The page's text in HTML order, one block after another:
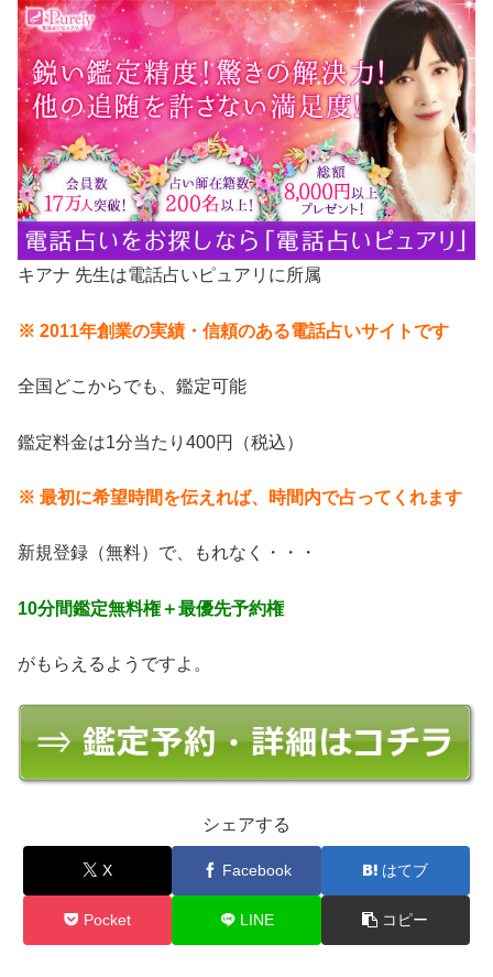
キアナ 先生は電話占いピュアリに所属
※ 2011年創業の実績・信頼のある電話占いサイトです
全国どこからでも、鑑定可能
鑑定料金は1分当たり400円（税込）
※ 最初に希望時間を伝えれば、時間内で占ってくれます
新規登録（無料）で、もれなく・・・
10分間鑑定無料権＋最優先予約権
がもらえるようですよ。
シェアする
X Facebook はてブ
Pocket LINE コピー